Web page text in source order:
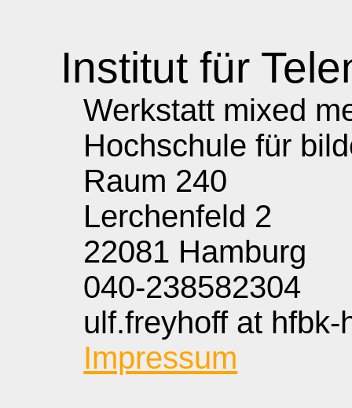
Institut für
Werkstatt mixed
Hochschule für
Raum 240
Lerchenfeld 2
22081 Hamburg
040-238582304
ulf.freyhoff at hfbk-
Impressum